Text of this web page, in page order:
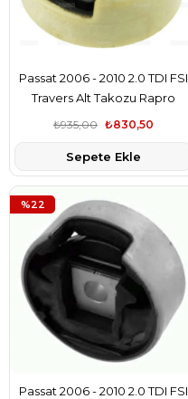
Passat 2006 - 2010 2.0 TDI FSI
Travers Alt Takozu Rapro
Marka₺830,50
₺935,00
Sepete Ekle
Passat 2006 - 2010 2.0 TDI FSI
%22